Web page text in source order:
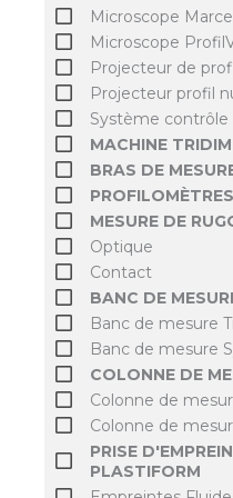
Microscope
Microscope
Projecteur de
Projecteur profil
Système contrôle
MACHINE
BRAS DE
PROFILOMÈTRES
MESURE DE
Optique
Contact
BANC DE
Banc de mesure
Banc de mesure
COLONNE DE
Colonne de
Colonne de
PRISE
PLASTIFORM